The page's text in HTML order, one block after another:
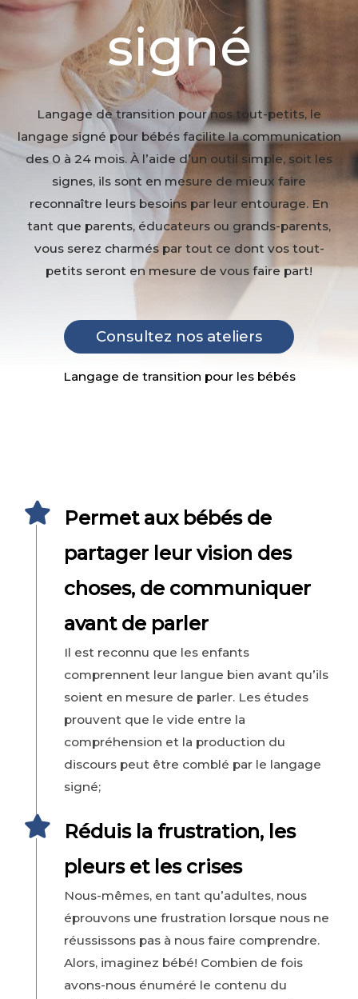
signé
Langage de transition pour nos tout-petits, le
langage signé pour bébés facilite la communication
des 0 à 24 mois. À l’aide d’un outil simple, soit les
signes, ils sont en mesure de mieux faire
reconnaître leurs besoins par leur entourage. En
tant que parents, éducateurs ou grands-parents,
vous serez charmés par tout ce dont vos tout-
petits seront en mesure de vous faire part!
Consultez nos ateliers
Langage de transition pour les bébés
Permet aux bébés de
partager leur vision des
choses, de communiquer
avant de parler
Il est reconnu que les enfants
comprennent leur langue bien avant qu’ils
soient en mesure de parler. Les études
prouvent que le vide entre la
compréhension et la production du
discours peut être comblé par le langage
signé;
Réduis la frustration, les
pleurs et les crises
Nous-mêmes, en tant qu’adultes, nous
éprouvons une frustration lorsque nous ne
réussissons pas à nous faire comprendre.
Alors, imaginez bébé! Combien de fois
avons-nous énuméré le contenu du